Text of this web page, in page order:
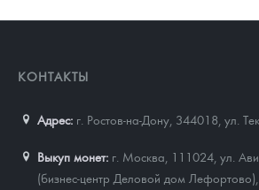
КОНТАКТЫ
Адрес: г. Ростов-на-Дону, 344018 ул.
Выкуп монет: г. Москва, 111024, ул.
(бизнес-центр Деловой дом